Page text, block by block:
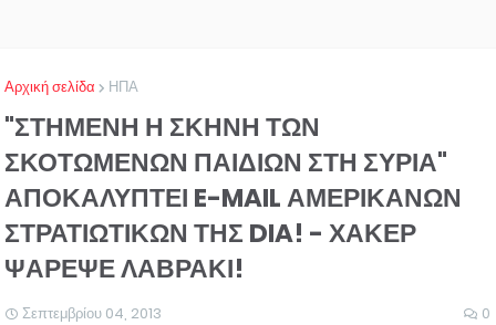
Αρχική σελίδα ΗΠΑ
"ΣΤΗΜΕΝΗ Η ΣΚΗΝΗ ΤΩΝ
ΣΚΟΤΩΜΕΝΩΝ ΠΑΙΔΙΩΝ ΣΤΗ ΣΥΡΙΑ"
ΑΠΟΚΑΛΥΠΤΕΙ E-MAIL ΑΜΕΡΙΚΑΝΩΝ
ΣΤΡΑΤΙΩΤΙΚΩΝ ΤΗΣ DIA! - ΧΑΚΕΡ
ΨΑΡΕΨΕ ΛΑΒΡΑΚΙ!
Σεπτεμβρίου 04, 2013 0